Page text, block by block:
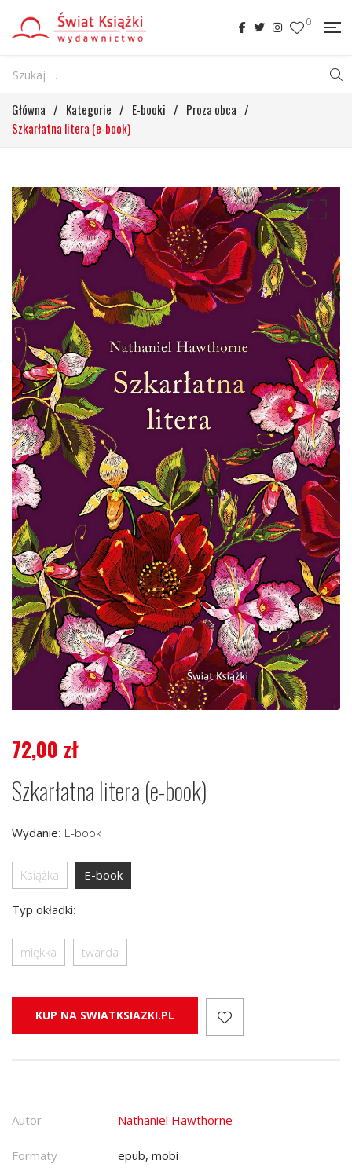
0
Główna / Kategorie / E-booki / Proza obca /
Szkarłatna litera (e-book)
72,00 zł
Szkarłatna litera (e-book)
Wydanie: E-book
Książka E-book
Typ okładki:
miękka twarda
KUP NA SWIATKSIAZKI.PL
Autor Nathaniel Hawthorne
Formaty epub, mobi